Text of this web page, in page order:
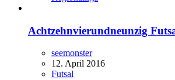
Achtzehnvierundneunzig
seemonster
12. April 2016
Futsal